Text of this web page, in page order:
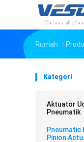
Rumah
Kategori
Aktuator
Pneumatik
Pneumatic
Pinion